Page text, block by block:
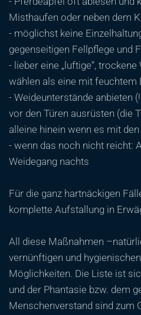
Misthaufen oder neben dem
- möglichst keine
gegenseitigen Fellpflege und
- lieber eine „luftige“,
wählen als eine mit feuchtem
- Weideunterstände anbieten
vor den Türen ausrüsten (die
alleine hinein wenn es mit
- wenn das noch nicht reicht:
Weidegang nachts
Für die ganz hartnäckigen
komplette Aufstallung in
All diese Maßnahmen
vernünftigen und
Möglichkeiten. Die Liste ist
und der Phantasie bzw. dem
Menschenverstand sind zum